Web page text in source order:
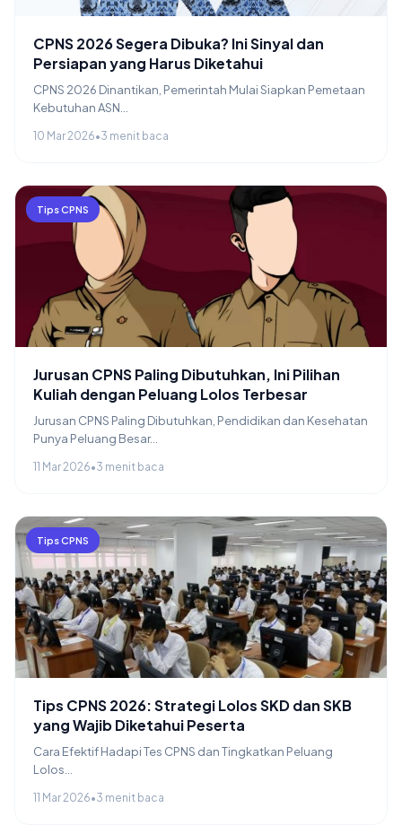
CPNS 2026 Segera Dibuka? Ini Sinyal dan
Persiapan yang Harus Diketahui
CPNS 2026 Dinantikan, Pemerintah Mulai Siapkan Pemetaan
Kebutuhan ASN...
10 Mar 2026•3 menit baca
Tips CPNS
Jurusan CPNS Paling Dibutuhkan, Ini Pilihan
Kuliah dengan Peluang Lolos Terbesar
Jurusan CPNS Paling Dibutuhkan, Pendidikan dan Kesehatan
Punya Peluang Besar...
11 Mar 2026•3 menit baca
Tips CPNS
Tips CPNS 2026: Strategi Lolos SKD dan SKB
yang Wajib Diketahui Peserta
Cara Efektif Hadapi Tes CPNS dan Tingkatkan Peluang
Lolos...
11 Mar 2026•3 menit baca